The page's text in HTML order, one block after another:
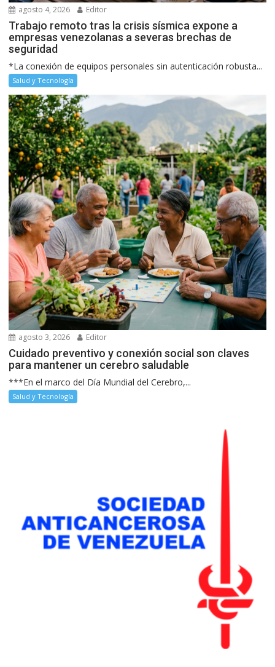
agosto 4, 2026 Editor
Trabajo remoto tras la crisis sísmica expone a
empresas venezolanas a severas brechas de
seguridad
*La conexión de equipos personales sin autenticación robusta...
Salud y Tecnología
agosto 3, 2026 Editor
Cuidado preventivo y conexión social son claves
para mantener un cerebro saludable
***En el marco del Día Mundial del Cerebro,...
Salud y Tecnología